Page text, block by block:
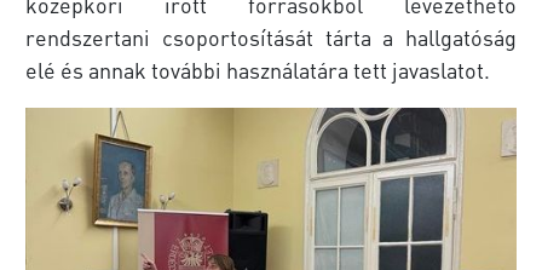
rendszertani csoportosítását tárta a hallgatóság
elé és annak további használatára tett javaslatot.